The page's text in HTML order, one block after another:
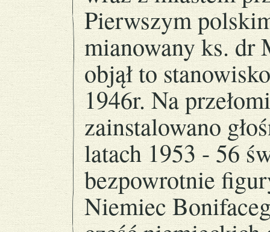
Pierwszym
mianowany ks. dr
objął to
1946r. Na
zainstalowano
latach 1953 - 56
bezpowrotnie
Niemiec